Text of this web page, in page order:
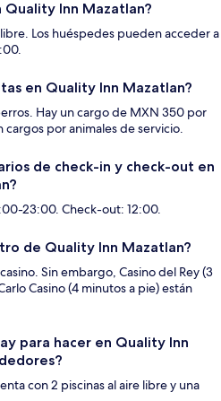
Quality Inn Mazatlan?
Los huéspedes pueden acceder a
en Quality Inn Mazatlan?
Hay un cargo de MXN 350 por
cargos por animales de servicio.
de check-in y check-out en
23:00. Check-out: 12:00.
de Quality Inn Mazatlan?
Sin embargo, Casino del Rey (3
Casino (4 minutos a pie) están
para hacer en Quality Inn
con 2 piscinas al aire libre y una